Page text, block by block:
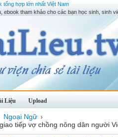
tổng hợp lớn nhất Việt Nam
ebook tham khảo cho các bạn học sinh, sinh
Liệu Upload
Ngoại Ngữ ›
tiếp vợ chồng nông dân người